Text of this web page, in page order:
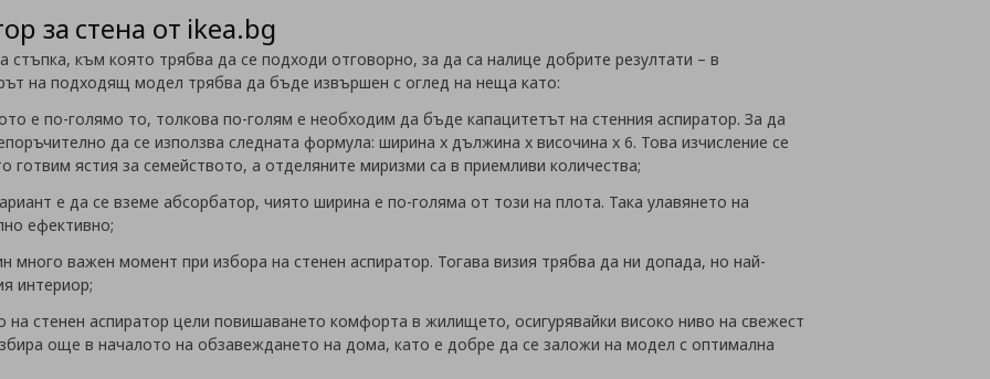
за стена от ikea.bg
стъпка, към която трябва да се подходи отговорно, за да са налице добрите резултати –в
на подходящ модел трябва да бъде извършен с оглед на неща като:
е по-голямо то, толкова по-голям е необходим да бъде капацитетът на стенния аспиратор. За да
да се използва следната формула: ширина х дължина х височина х 6. Това изчисление се
готвим ястия за семейството, а отделяните миризми са в приемливи количества;
е да се вземе абсорбатор, чиято ширина е по-голяма от този на плота. Така улавянето на
ефективно;
много важен момент при избора на стенен аспиратор. Тогава визия трябва да ни допада, но най-
интериор;
на стенен аспиратор цели повишаването комфорта в жилището, осигурявайки високо ниво на свежест
още в началото на обзавеждането на дома, като е добре да се заложи на модел с оптимална